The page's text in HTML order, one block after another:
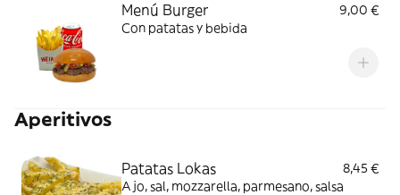
Menú Burger
9,00 €
Con patatas y bebida
Aperitivos
Patatas Lokas
8,45 €
Ajo, sal, mozzarella, parmesano, salsa